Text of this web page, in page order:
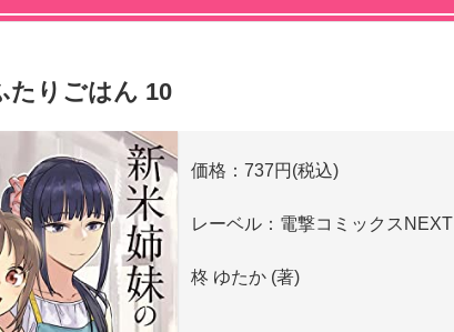
たりごはん 10
価格：737円(税込)
レーベル：電撃コミックスNEXT
柊 ゆたか (著)